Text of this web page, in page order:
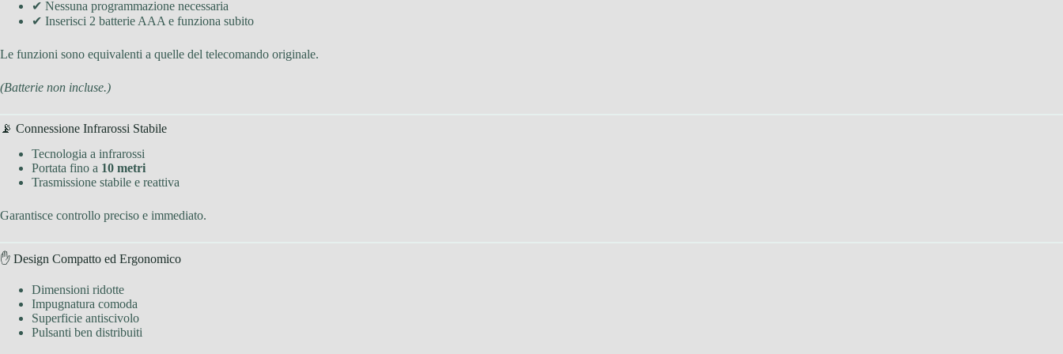
✔ Nessuna programmazione necessaria
✔ Inserisci 2 batterie AAA e funziona subito
Le funzioni sono equivalenti a quelle del telecomando originale.
(Batterie non incluse.)
📡 Connessione Infrarossi Stabile
Tecnologia a infrarossi
Portata fino a 10 metri
Trasmissione stabile e reattiva
Garantisce controllo preciso e immediato.
✋ Design Compatto ed Ergonomico
Dimensioni ridotte
Impugnatura comoda
Superficie antiscivolo
Pulsanti ben distribuiti